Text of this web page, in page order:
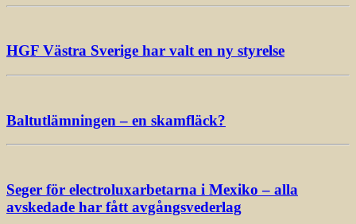
HGF Västra Sverige har valt en ny styrelse
Baltutlämningen – en skamfläck?
Seger för electroluxarbetarna i Mexiko – alla
avskedade har fått avgångsvederlag